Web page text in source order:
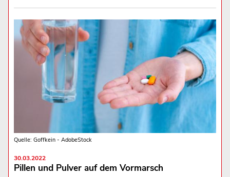
Quelle: Goffkein - AdobeStock
30.03.2022
Pillen und Pulver auf dem Vormarsch